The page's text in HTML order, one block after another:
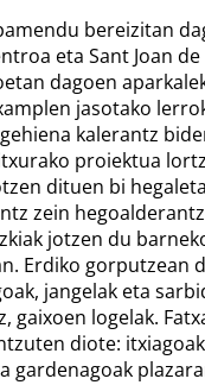
bereizitan
eta Sant Joan
dagoen
jasotako
kalerantz
proiektua
dituen bi
zein
jotzen du
Erdiko gorputzean
jangelak eta
gaixoen logelak.
diote:
gardenagoak